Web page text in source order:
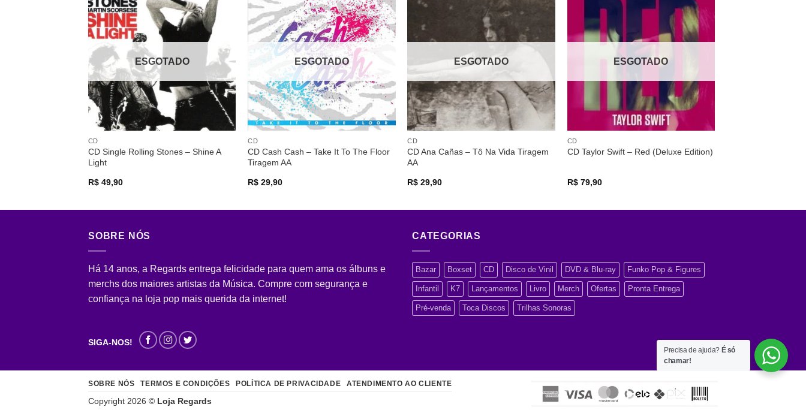
Adicionar
a lista de
desejos
ESGOTADO
CD
CD Single Rolling Stones – Shine A
Light
R$49,90
Adicionar
a lista de
desejos
ESGOTADO
CD
CD Cash Cash – Take It To The Floor
Tiragem AA
R$ 29,90
Adicionar
desejos
ESGOTADO
CD
CD Ana Cañas – Tô Na Vida Tiragem
AA
R$ 29,90
Adicionar
a lista de
desejos
ESGOTADO
CD
CD Taylor Swift – Red (Deluxe Edition)
R$79,90
SOBRE NÓS
Há 14 anos, a Regards entrega felicidade para quem ama os álbuns e
merchs dos maiores artistas da Música. Compre com segurança e
confiança na loja pop mais querida da internet!
SIGA-NOS!
CATEGORIAS
Bazar Boxset CD Disco de Vinil DVD & Blu-ray Funko Pop & Figures
Infantil K7 Lançamentos Livro Merch Ofertas Pronta Entrega
Pré-venda Toca Discos Trilhas Sonoras
SOBRE NÓS TERMOS E CONDIÇÕES POLÍTICA DE PRIVACIDADE ATENDIMENTO AO CLIENTE
Copyright 2026 © Loja Regards
Precisa de ajuda? É só
chamar!